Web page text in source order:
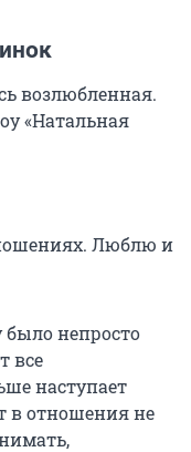
возлюбленная.
«Натальная
Люблю и
непросто
все
наступает
в отношения не